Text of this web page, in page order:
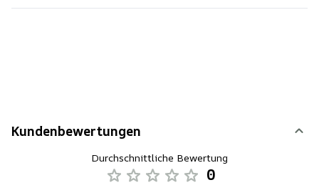
Kundenbewertungen
Durchschnittliche Bewertung
0